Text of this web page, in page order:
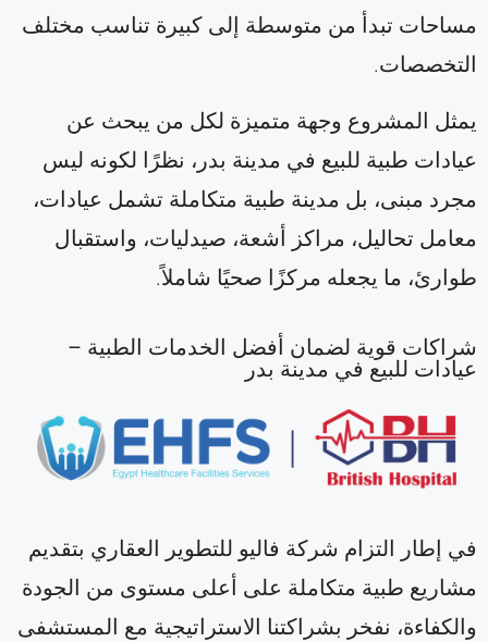
مساحات تبدأ من متوسطة إلى كبيرة تناسب مختلف
التخصصات.
يمثل المشروع وجهة متميزة لكل من يبحث عن
عيادات طبية للبيع في مدينة بدر، نظرًا لكونه ليس
مجرد مبنى، بل مدينة طبية متكاملة تشمل عيادات،
معامل تحاليل، مراكز أشعة، صيدليات، واستقبال
طوارئ، ما يجعله مركزًا صحيًا شاملاً.
شراكات قوية لضمان أفضل الخدمات الطبية –
عيادات للبيع في مدينة بدر
في إطار التزام شركة فاليو للتطوير العقاري بتقديم
مشاريع طبية متكاملة على أعلى مستوى من الجودة
والكفاءة، نفخر بشراكتنا الاستراتيجية مع المستشفى